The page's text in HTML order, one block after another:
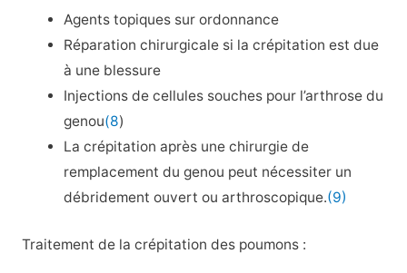
Agents topiques sur ordonnance
Réparation chirurgicale si la crépitation est due
à une blessure
Injections de cellules souches pour l’arthrose du
genou(8)
La crépitation après une chirurgie de
remplacement du genou peut nécessiter un
débridement ouvert ou arthroscopique.(9)
Traitement de la crépitation des poumons :